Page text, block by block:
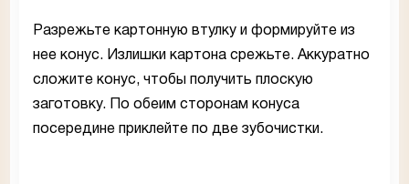
Разрежьте картонную втулку и формируйте из
нее конус. Излишки картона срежьте. Аккуратно
сложите конус, чтобы получить плоскую
заготовку. По обеим сторонам конуса
посередине приклейте по две зубочистки.